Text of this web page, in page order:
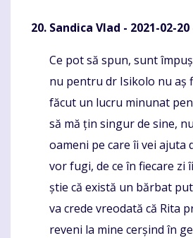
Sandica Vlad - 2021-02-20
Komentaras
Ce pot să spun, sunt
nu pentru dr Isikolo nu aș
făcut un lucru minunat
să mă țin singur de sine,
oameni pe care îi vei ajuta
vor fugi, de ce în fiecare zi
știe că există un bărbat
va crede vreodată că Rita
reveni la mine cerșind în